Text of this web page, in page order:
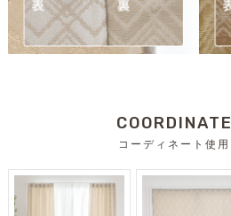
コーディネート使